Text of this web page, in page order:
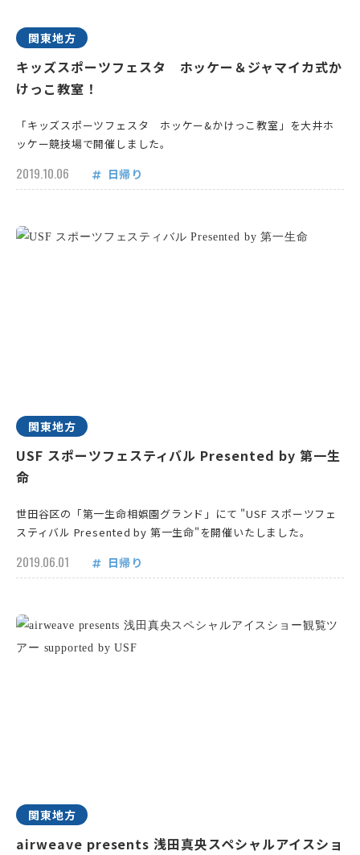
関東地方
キッズスポーツフェスタ ホッケー＆ジャマイカ式か
けっこ教室！
「キッズスポーツフェスタ ホッケー&かけっこ教室」を大井ホ
ッケー競技場で開催しました。
2019.10.06 日帰り
関東地方
USF スポーツフェスティバル Presented by 第一生
命
世田谷区の「第一生命相娯園グランド」にて "USF スポーツフェ
スティバル Presented by 第一生命"を開催いたしました。
2019.06.01 日帰り
関東地方
airweave presents 浅田真央スペシャルアイスショ